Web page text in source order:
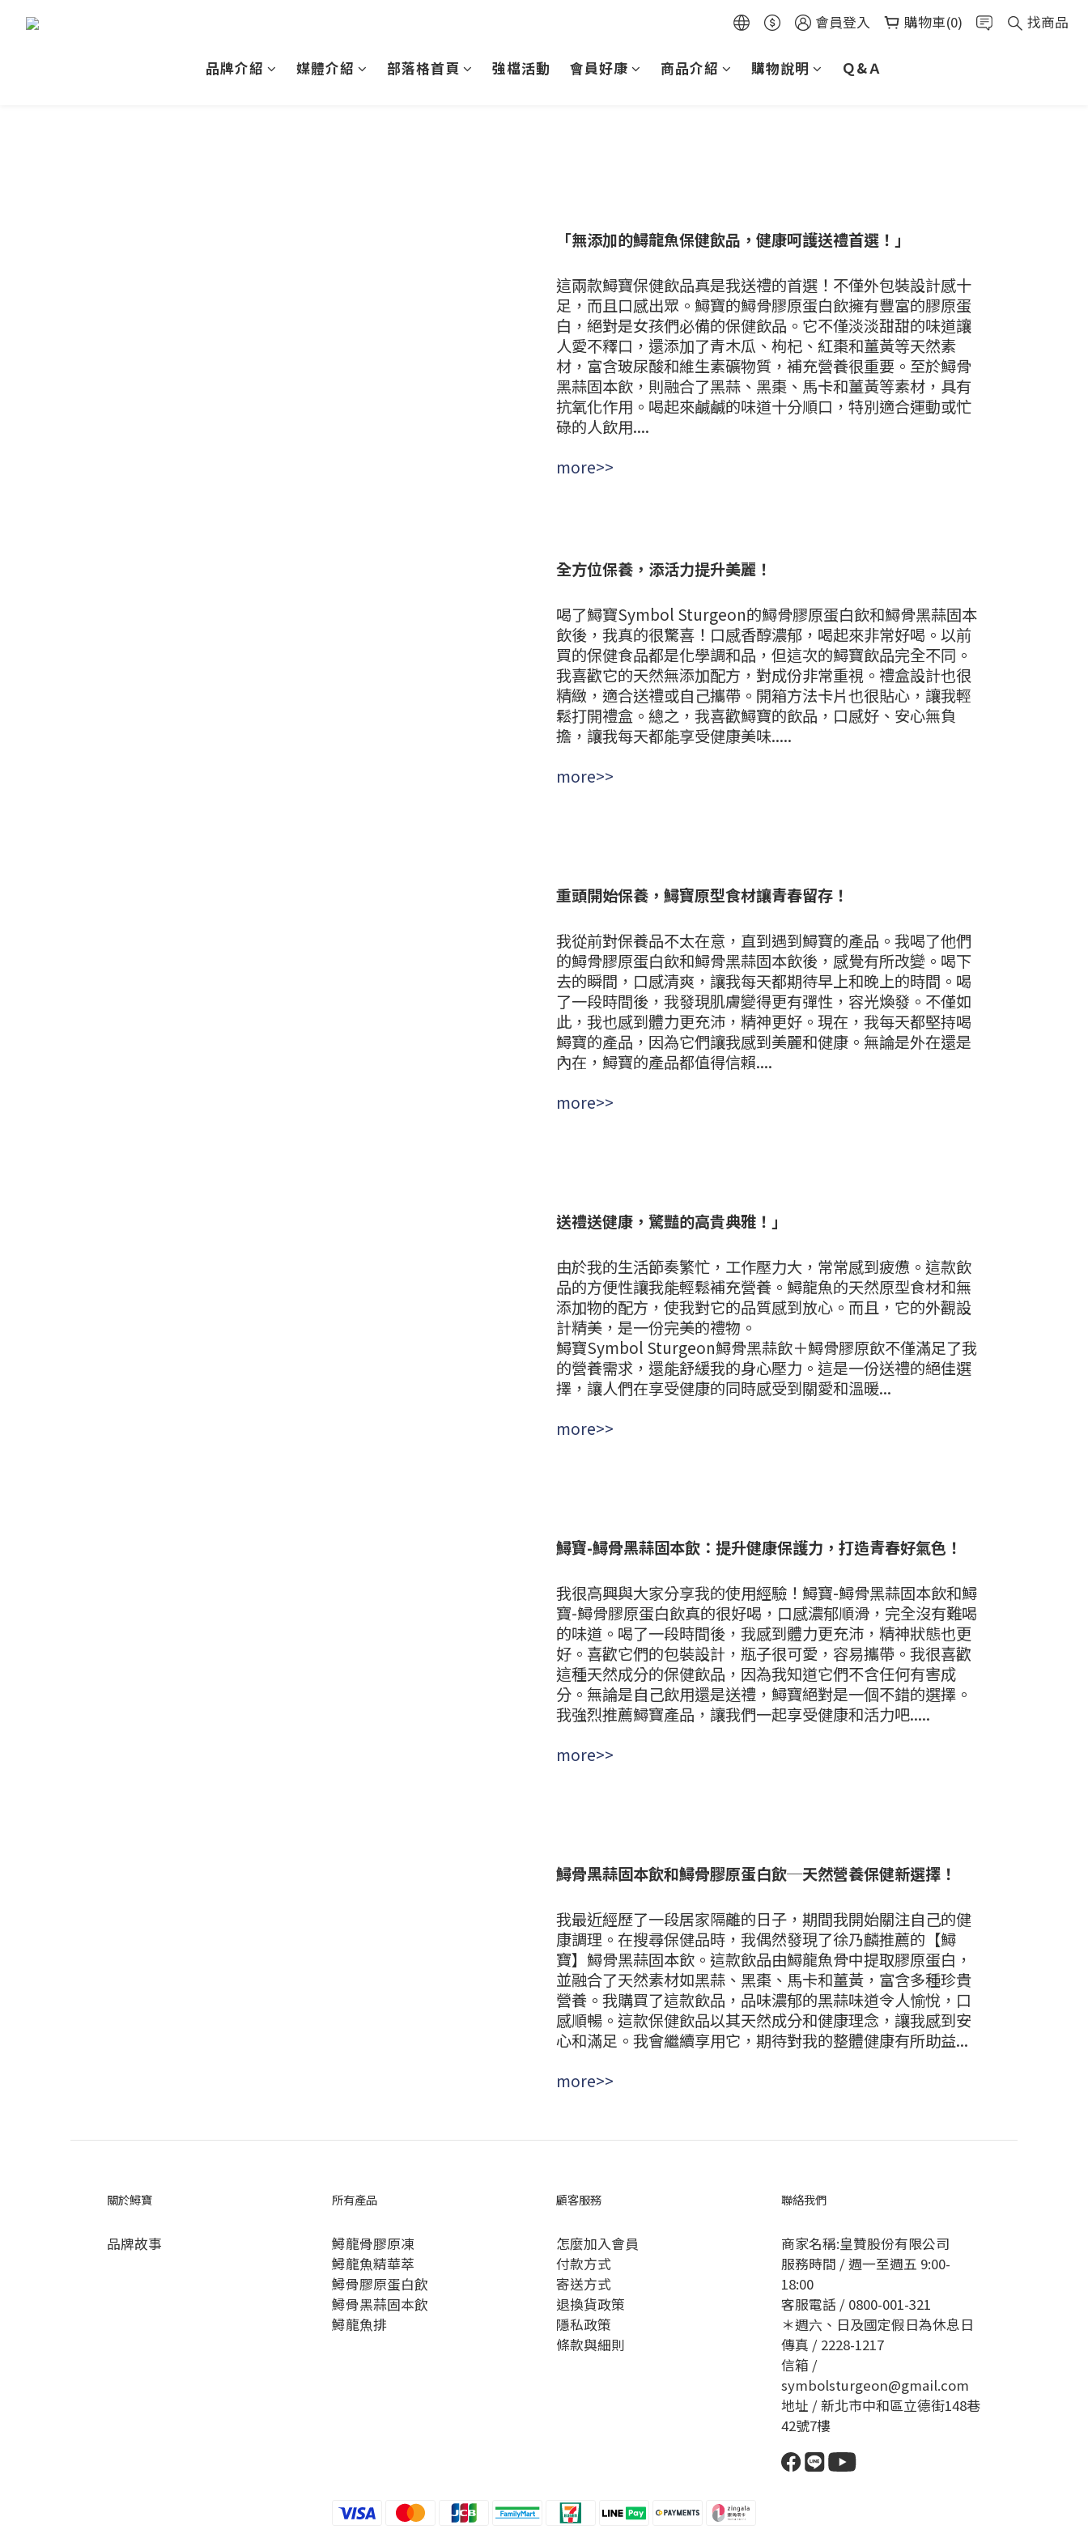
會員登入 購物車(0) 找商品
品牌介紹 媒體介紹 部落格首頁 強檔活動 會員好康 商品介紹 購物說明 Ｑ&Ａ
「無添加的鱘龍魚保健飲品，健康呵護送禮首選！」
這兩款鱘寶保健飲品真是我送禮的首選！不僅外包裝設計感十
足，而且口感出眾。鱘寶的鱘骨膠原蛋白飲擁有豐富的膠原蛋
白，絕對是女孩們必備的保健飲品。它不僅淡淡甜甜的味道讓
人愛不釋口，還添加了青木瓜、枸杞、紅棗和薑黃等天然素
材，富含玻尿酸和維生素礦物質，補充營養很重要。至於鱘骨
黑蒜固本飲，則融合了黑蒜、黑棗、馬卡和薑黃等素材，具有
抗氧化作用。喝起來鹹鹹的味道十分順口，特別適合運動或忙
碌的人飲用....
more>>
全方位保養，添活力提升美麗！
喝了鱘寶Symbol Sturgeon的鱘骨膠原蛋白飲和鱘骨黑蒜固本
飲後，我真的很驚喜！口感香醇濃郁，喝起來非常好喝。以前
買的保健食品都是化學調和品，但這次的鱘寶飲品完全不同。
我喜歡它的天然無添加配方，對成份非常重視。禮盒設計也很
精緻，適合送禮或自己攜帶。開箱方法卡片也很貼心，讓我輕
鬆打開禮盒。總之，我喜歡鱘寶的飲品，口感好、安心無負
擔，讓我每天都能享受健康美味.....
more>>
重頭開始保養，鱘寶原型食材讓青春留存！
我從前對保養品不太在意，直到遇到鱘寶的產品。我喝了他們
的鱘骨膠原蛋白飲和鱘骨黑蒜固本飲後，感覺有所改變。喝下
去的瞬間，口感清爽，讓我每天都期待早上和晚上的時間。喝
了一段時間後，我發現肌膚變得更有彈性，容光煥發。不僅如
此，我也感到體力更充沛，精神更好。現在，我每天都堅持喝
鱘寶的產品，因為它們讓我感到美麗和健康。無論是外在還是
內在，鱘寶的產品都值得信賴....
more>>
送禮送健康，驚豔的高貴典雅！」
由於我的生活節奏繁忙，工作壓力大，常常感到疲憊。這款飲
品的方便性讓我能輕鬆補充營養。鱘龍魚的天然原型食材和無
添加物的配方，使我對它的品質感到放心。而且，它的外觀設
計精美，是一份完美的禮物。
鱘寶Symbol Sturgeon鱘骨黑蒜飲＋鱘骨膠原飲不僅滿足了我
的營養需求，還能舒緩我的身心壓力。這是一份送禮的絕佳選
擇，讓人們在享受健康的同時感受到關愛和溫暖...
more>>
鱘寶-鱘骨黑蒜固本飲：提升健康保護力，打造青春好氣色！
我很高興與大家分享我的使用經驗！鱘寶-鱘骨黑蒜固本飲和鱘
寶-鱘骨膠原蛋白飲真的很好喝，口感濃郁順滑，完全沒有難喝
的味道。喝了一段時間後，我感到體力更充沛，精神狀態也更
好。喜歡它們的包裝設計，瓶子很可愛，容易攜帶。我很喜歡
這種天然成分的保健飲品，因為我知道它們不含任何有害成
分。無論是自己飲用還是送禮，鱘寶絕對是一個不錯的選擇。
我強烈推薦鱘寶產品，讓我們一起享受健康和活力吧.....
more>>
鱘骨黑蒜固本飲和鱘骨膠原蛋白飲─天然營養保健新選擇！
我最近經歷了一段居家隔離的日子，期間我開始關注自己的健
康調理。在搜尋保健品時，我偶然發現了徐乃麟推薦的【鱘
寶】鱘骨黑蒜固本飲。這款飲品由鱘龍魚骨中提取膠原蛋白，
並融合了天然素材如黑蒜、黑棗、馬卡和薑黃，富含多種珍貴
營養。我購買了這款飲品，品味濃郁的黑蒜味道令人愉悅，口
感順暢。這款保健飲品以其天然成分和健康理念，讓我感到安
心和滿足。我會繼續享用它，期待對我的整體健康有所助益...
more>>
關於鱘寶
品牌故事
所有產品
鱘龍骨膠原凍
鱘龍魚精華萃
鱘骨膠原蛋白飲
鱘骨黑蒜固本飲
鱘龍魚排
顧客服務
怎麼加入會員
付款方式
寄送方式
退換貨政策
隱私政策
條款與細則
聯絡我們
商家名稱:皇贊股份有限公司
服務時間 / 週一至週五 9:00-
18:00
客服電話 / 0800-001-321
＊週六、日及國定假日為休息日
傳真 / 2228-1217
信箱 /
symbolsturgeon@gmail.com
地址 / 新北市中和區立德街148巷
42號7樓